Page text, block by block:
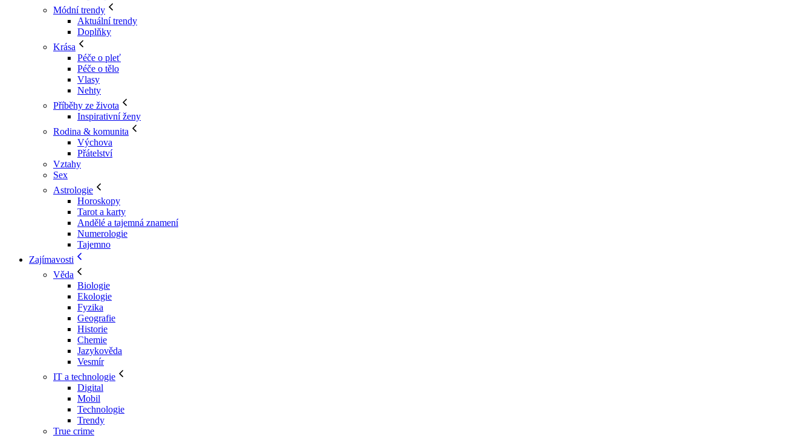
Módní trendy
Aktuální trendy
Doplňky
Krása
Péče o pleť
Péče o tělo
Vlasy
Nehty
Příběhy ze života
Inspirativní ženy
Rodina & komunita
Výchova
Přátelství
Vztahy
Sex
Astrologie
Horoskopy
Tarot a karty
Andělé a tajemná znamení
Numerologie
Tajemno
Zajímavosti
Věda
Biologie
Ekologie
Fyzika
Geografie
Historie
Chemie
Jazykověda
Vesmír
IT a technologie
Digital
Mobil
Technologie
Trendy
True crime